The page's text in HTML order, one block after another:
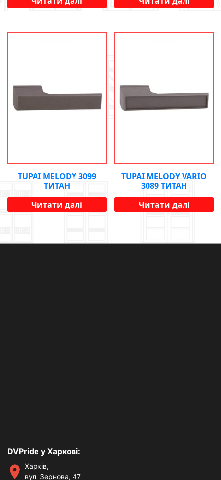
TUPAI MELODY 3099
ТИТАН
Читати далі
TUPAI MELODY VARIO
3089 ТИТАН
Читати далі
DVPride у Харкові:
Харків,
вул. Зернова, 47